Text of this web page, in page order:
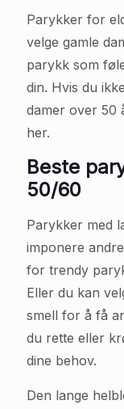
Parykker for
velge gamle
parykk som
din. Hvis du
damer over 50
her.
Beste
50/60
Parykker med
imponere
for trendy
Eller du kan
smell for å få
du rette eller
dine behov.
Den lange